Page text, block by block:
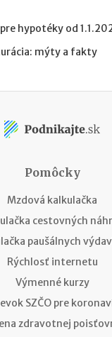
hypotéky od
mýty a fakty
Pomôcky
Mzdová kalkulačka
cestovných
paušálnych
Rýchlosť internetu
Výmenné kurzy
SZČO pre
zdravotnej